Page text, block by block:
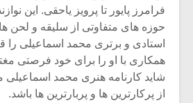
فرامرز پایور تا پرویز یاحقی. این
حوزه های متفاوتی از سلیقه و لحن
استادی و برتری محمد اسماعیلی را
همکاری با او را برای خود فرصتی
شاید کارنامه هنری محمد اسماعیلی
از پرکارترین ها و پربارترین ها باشد.
میکلوش روژا